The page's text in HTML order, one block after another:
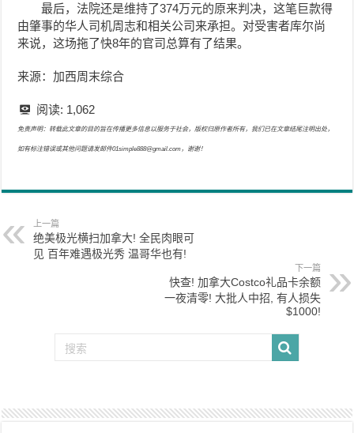
最后，法院还是维持了374万元的原来判决，这笔巨款得
由肇事的华人司机周志和相关公司来承担。对受害者库尔尚
来说，这场拖了快8年的官司总算有了结果。
来源：加西周末综合
阅读: 1,062
免责声明：转载此文章的目的旨在传播更多信息以服务于社会，版权归原作者所有，我们已在文章结尾注明出处，
如有标注错误或其他问题请发邮件01simple888@gmail.com，谢谢！
上一篇
绝美极光横扫加拿大! 全民肉眼可
见 百年难遇极光秀 温哥华也有!
下一篇
快查! 加拿大Costco礼品卡余额
一夜清零! 大批人中招, 有人损失
$1000!